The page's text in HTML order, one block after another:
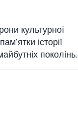
культурної
історії
поколінь.